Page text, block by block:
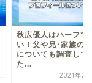
秋広優人はハーフで
い！父や兄･家族の
についても調査して
た...
2021年2